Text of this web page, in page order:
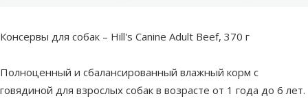
superzoo.product.detail.content
Консервы для собак – Hill's Canine Adult Beef, 370 г
Полноценный и сбалансированный влажный корм с
говядиной для взрослых собак в возрасте от 1 года до 6 лет.